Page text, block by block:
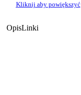
Kliknij aby powiększyć
OpisLinki